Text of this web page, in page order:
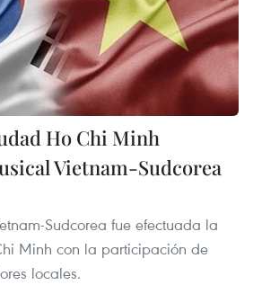
Ho Chi Minh
Vietnam-Sudcorea
Sudcorea fue efectuada la
Minh con la participación de
locales.